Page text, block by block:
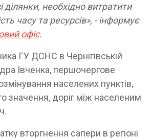
ділянки, необхідно витратити
часу та ресурсів», - інформує
офіс.
ГУ ДСНС в Чернігівській
Івченка, першочергове
населених пунктів,
значення, доріг між населеним
вторгнення сапери в регіоні